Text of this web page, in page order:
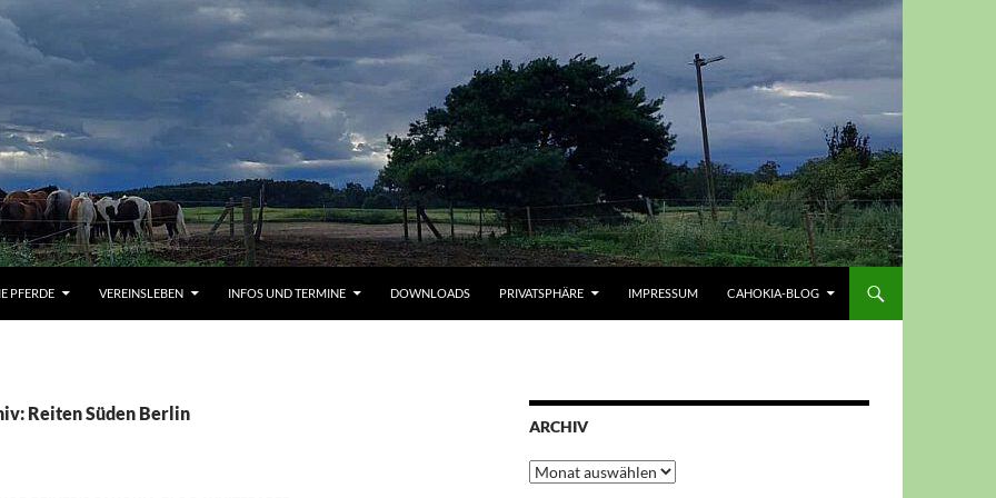
PFERDE VEREINSLEBEN INFOS UND TERMINE DOWNLOADS PRIVATSPHÄRE IMPRESSUM CAHOKIA-BLOG
Reiten Süden Berlin
ARCHIV
Archiv